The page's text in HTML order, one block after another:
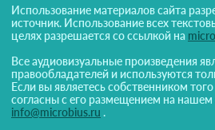
Использование материалов сайта
источник. Использование всех
целях разрешается со ссылкой на
Все аудиовизуальные произведения
правообладателей и используются
Если вы являетесь собственником
согласны с его размещением на
info@microbius.ru .